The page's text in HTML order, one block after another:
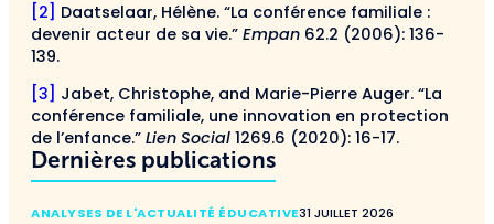
[2] Daatselaar, Hélène. “La conférence familiale :
devenir acteur de sa vie.” Empan 62.2 (2006): 136-
139.
[3] Jabet, Christophe, and Marie-Pierre Auger. “La
conférence familiale, une innovation en protection
de l’enfance.” Lien Social 1269.6 (2020): 16-17.
Dernières publications
ANALYSES DE L'ACTUALITÉ ÉDUCATIVE31 JUILLET 2026